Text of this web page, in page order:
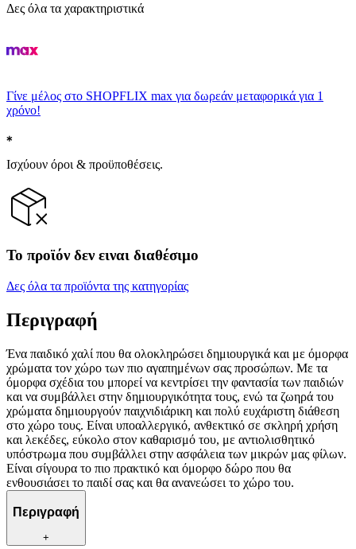
Δες όλα τα χαρακτηριστικά
Γίνε μέλος στο SHOPFLIX max για δωρεάν μεταφορικά για 1
χρόνο!
Ισχύουν όροι & προϋποθέσεις.
Το προϊόν δεν ειναι διαθέσιμο
Δες όλα τα προϊόντα της κατηγορίας
Περιγραφή
Ένα παιδικό χαλί που θα ολοκληρώσει δημιουργικά και με όμορφα
χρώματα τον χώρο των πιο αγαπημένων σας προσώπων. Με τα
όμορφα σχέδια του μπορεί να κεντρίσει την φαντασία των παιδιών
και να συμβάλλει στην δημιουργικότητα τους, ενώ τα ζωηρά του
χρώματα δημιουργούν παιχνιδιάρικη και πολύ ευχάριστη διάθεση
στο χώρο τους. Είναι υποαλλεργικό, ανθεκτικό σε σκληρή χρήση
και λεκέδες, εύκολο στον καθαρισμό του, με αντιολισθητικό
υπόστρωμα που συμβάλλει στην ασφάλεια των μικρών μας φίλων.
Είναι σίγουρα το πιο πρακτικό και όμορφο δώρο που θα
ενθουσιάσει το παιδί σας και θα ανανεώσει το χώρο του.
Περιγραφή
+